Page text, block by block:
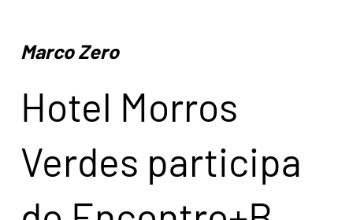
Marco Zero
Hotel Morros
Verdes participa